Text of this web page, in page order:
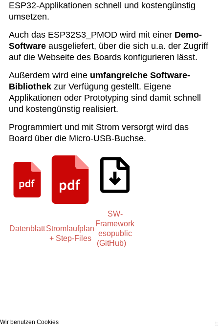
ESP32-Applikationen schnell und kostengünstig
umsetzen.
Auch das ESP32S3_PMOD wird mit einer Demo-
Software ausgeliefert, über die sich u.a. der Zugriff
auf die Webseite des Boards konfigurieren lässt.
Außerdem wird eine umfangreiche Software-
Bibliothek zur Verfügung gestellt. Eigene
Applikationen oder Prototyping sind damit schnell
und kostengünstig realisiert.
Programmiert und mit Strom versorgt wird das
Board über die Micro-USB-Buchse.
DatenblattStromlaufplan
+ Step-Files
SW-
Framework
esopublic
(GitHub)
Wir benutzen Cookies